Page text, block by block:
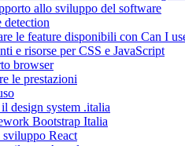
allo sviluppo del software
detection
le feature disponibili con Can I
e risorse per CSS e JavaScript
browser
le prestazioni
design system .italia
Bootstrap Italia
React